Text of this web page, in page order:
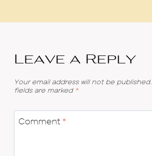
Leave a Reply
Your email address will not be published.
fields are marked *
Comment *